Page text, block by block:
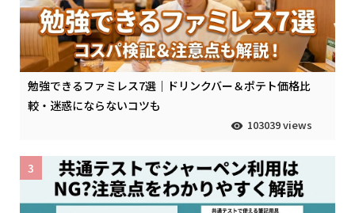
勉強できるファミレス7選｜ドリンクバー＆ポテト価格比
較・迷惑にならないコツも
103039 views
3